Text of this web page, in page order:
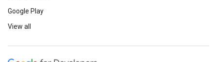
Google Play
View all